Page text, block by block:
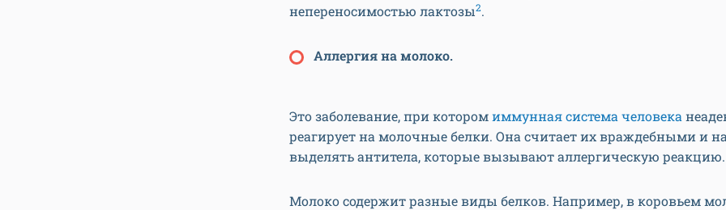
непереносимостью лактозы2.
Аллергия на молоко.
Это заболевание, при которомиммунная система человека
реагирует на молочные белки. Она считает их враждебными и
выделять антитела, которые вызывают аллергическую реакцию.
Молоко содержит разные виды белков. Например, в коровьем